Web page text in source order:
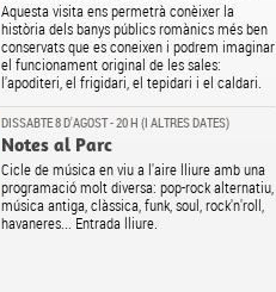
Aquesta visita ens permetrà conèixer la
història dels banys públics romànics més ben
conservats que es coneixen i podrem imaginar
el funcionament original de les sales:
l'apoditeri, el frigidari, el tepidari i el caldari.
DISSABTE 8 D'AGOST - 20 H (I ALTRES DATES)
Notes al Parc
Cicle de música en viu a l'aire lliure amb una
programació molt diversa: pop-rock alternatiu,
música antiga, clàssica, funk, soul, rock'n'roll,
havaneres... Entrada lliure.